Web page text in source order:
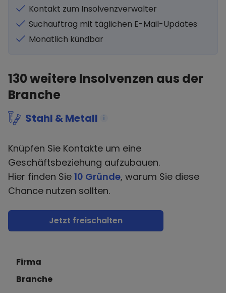
Kontakt zum Insolvenzverwalter
Suchauftrag mit täglichen E-Mail-Updates
Monatlich kündbar
130weitere Insolvenzen aus der
Branche
Stahl & Metall i
Knüpfen Sie Kontakte um eine
Geschäftsbeziehung aufzubauen.
Hier finden Sie 10 Gründe, warum Sie diese
Chance nutzen sollten.
Jetzt freischalten
Firma
Branche